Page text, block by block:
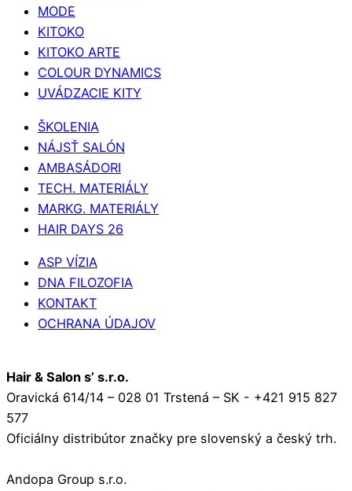
MODE
KITOKO
KITOKO ARTE
COLOUR DYNAMICS
UVÁDZACIE KITY
ŠKOLENIA
NÁJSŤ SALÓN
AMBASÁDORI
TECH. MATERIÁLY
MARKG. MATERIÁLY
HAIR DAYS 26
ASP VÍZIA
DNA FILOZOFIA
KONTAKT
OCHRANA ÚDAJOV
Hair & Salon s’ s.r.o.
Oravická 614/14 – 028 01 Trstená – SK - +421 915 827
577
Oficiálny distribútor značky pre slovenský a český trh.
Andopa Group s.r.o.